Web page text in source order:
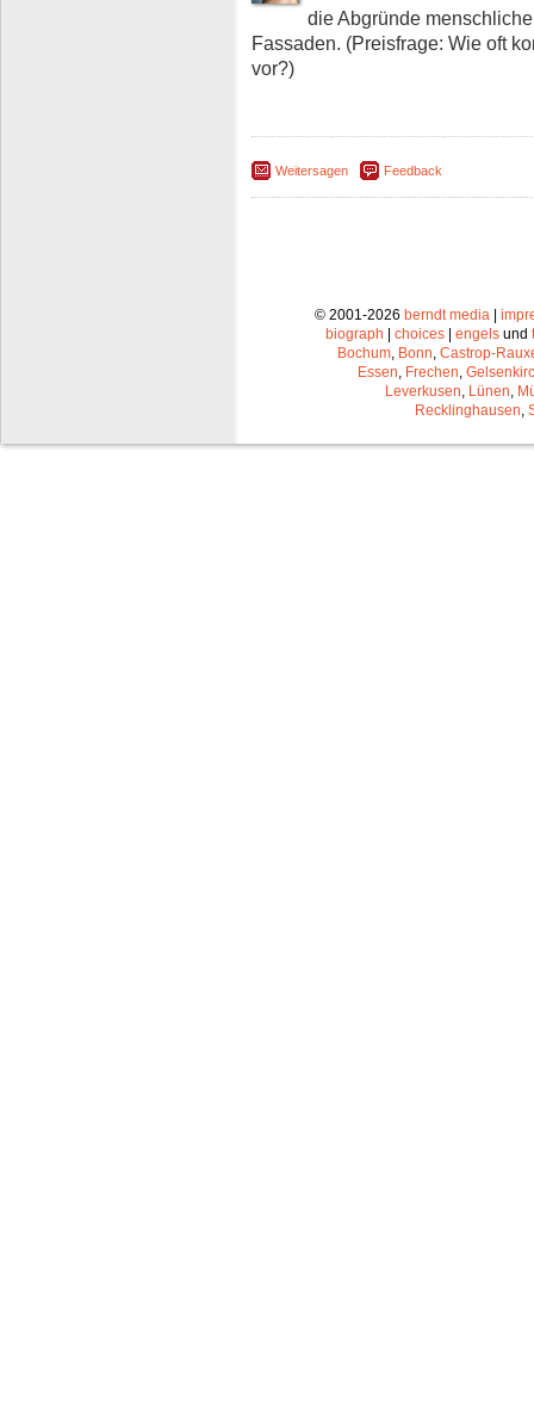
die Abgründe
Fassaden. (Preisfrage: Wie oft
vor?)
Weitersagen Feedback
© 2001-2026 berndt media|
biograph
choices engels und
Bochum, Bonn, Castrop-
Essen, Frechen,
Leverkusen, Lünen,
Recklinghausen,